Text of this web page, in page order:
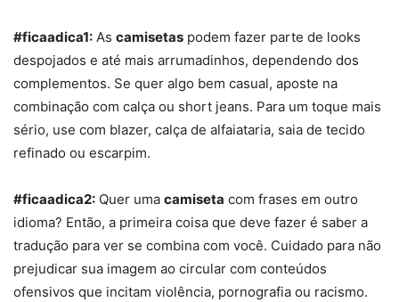
#ficaadica1: As camisetas podem fazer parte de looks
despojados e até mais arrumadinhos, dependendo dos
complementos. Se quer algo bem casual, aposte na
combinação com calça ou short jeans. Para um toque mais
sério, use com blazer, calça de alfaiataria, saia de tecido
refinado ou escarpim.
#ficaadica2: Quer uma camiseta com frases em outro
idioma? Então, a primeira coisa que deve fazer é saber a
tradução para ver se combina com você. Cuidado para não
prejudicar sua imagem ao circular com conteúdos
ofensivos que incitam violência, pornografia ou racismo.